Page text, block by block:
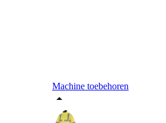
Machine toebehoren